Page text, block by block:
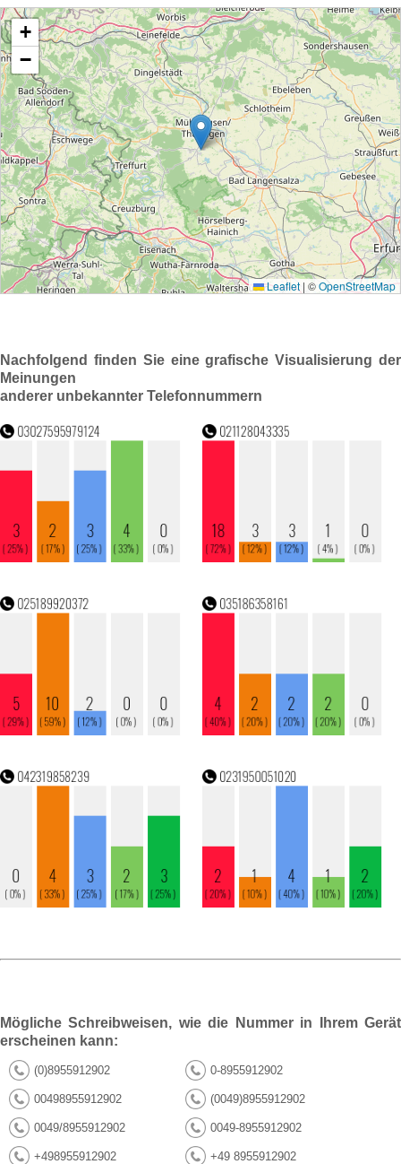
Nachfolgend finden Sie eine grafische Visualisierung der
Meinungen
anderer unbekannter Telefonnummern
Mögliche Schreibweisen, wie die Nummer in Ihrem Gerät
erscheinen kann:
(0)8955912902 0-8955912902
00498955912902 (0049)8955912902
0049/8955912902 0049-8955912902
+498955912902 +49 8955912902